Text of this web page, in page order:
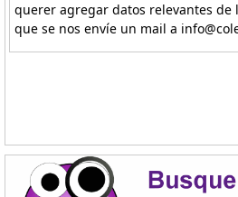
querer agregar datos relevantes
que se nos envíe un mail a